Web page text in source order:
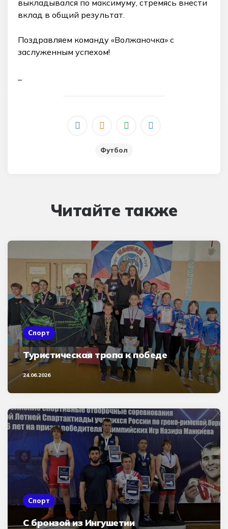
выкладывался по максимуму, стремясь внести
вклад в общий результат.
Поздравляем команду «Волжаночка» с
заслуженным успехом!
Футбол
Читайте также
Спорт
Туристическая тропа к победе
24.06.2026
Спорт
С бронзой из Ингушетии